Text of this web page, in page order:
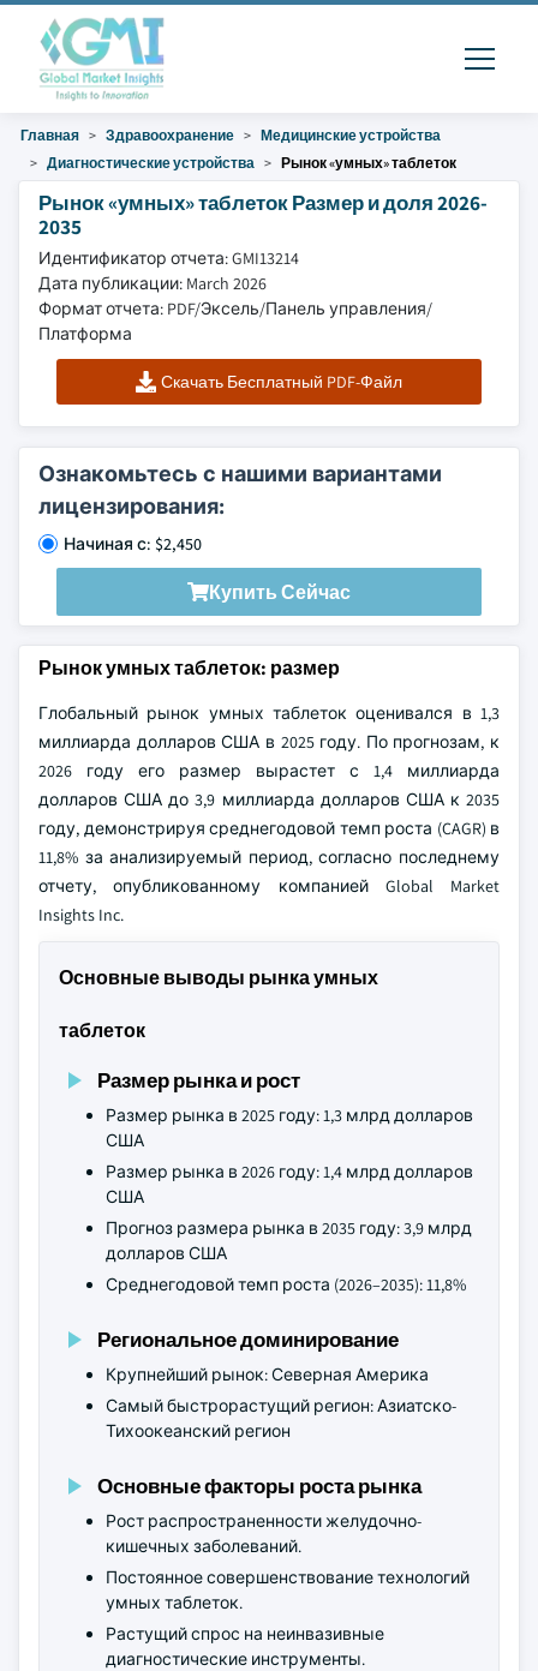
Главная Здравоохранение
Медицинские устройства
Диагностические устройства
Рынок «умных» таблеток
Рынок «умных» таблеток Размер и доля 2026-
2035
Идентификатор отчета: GMI13214
Дата публикации: March 2026
Формат отчета: PDF/Эксель/Панель управления/
Платформа
Скачать Бесплатный PDF-Файл
Ознакомьтесь с нашими вариантами
лицензирования:
Начиная с: $2,450
Купить Сейчас
Рынок умных таблеток: размер
Глобальный рынок умных таблеток оценивался в 1,3
миллиарда долларов США в 2025 году. По прогнозам, к
2026 году его размер вырастет с 1,4 миллиарда
долларов США до 3,9 миллиарда долларов США к 2035
году, демонстрируя среднегодовой темп роста (CAGR) в
11,8% за анализируемый период, согласно последнему
отчету, опубликованному компанией Global Market
Insights Inc.
Основные выводы рынка умных
таблеток
Размер рынка и рост
Размер рынка в 2025 году: 1,3 млрд долларов
США
Размер рынка в 2026 году: 1,4 млрд долларов
США
Прогноз размера рынка в 2035 году: 3,9 млрд
долларов США
Среднегодовой темп роста (2026–2035): 11,8%
Региональное доминирование
Крупнейший рынок: Северная Америка
Самый быстрорастущий регион: Азиатско-
Тихоокеанский регион
Основные факторы роста рынка
Рост распространенности желудочно-
кишечных заболеваний.
Постоянное совершенствование технологий
умных таблеток.
Растущий спрос на неинвазивные
диагностические инструменты.